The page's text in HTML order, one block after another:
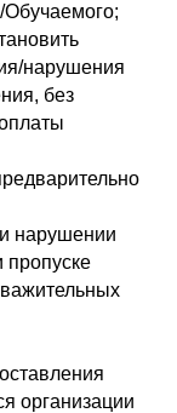
Обучаемого;
нарушения
без
нарушении
пропуске
организации